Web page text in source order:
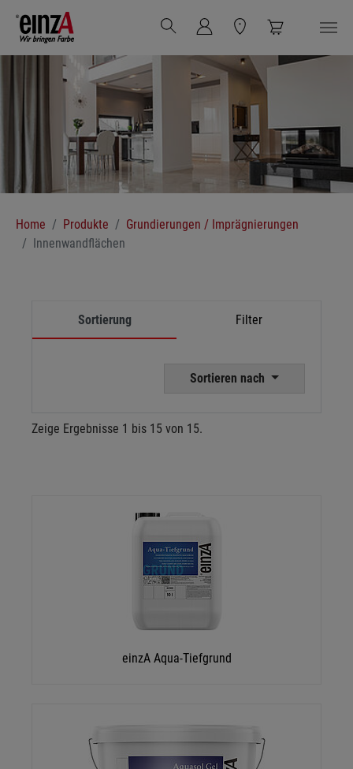
Zum Hauptinhalt springen
Home Produkte
Grundierungen / Imprägnierungen
Innenwandflächen
Sortierung Filter
Sortieren nach
Zeige Ergebnisse 1 bis 15 von 15.
einzA Aqua-Tiefgrund